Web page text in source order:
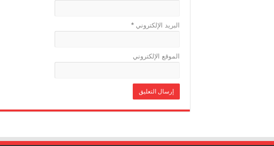
البريد الإلكتروني *
الموقع الإلكتروني